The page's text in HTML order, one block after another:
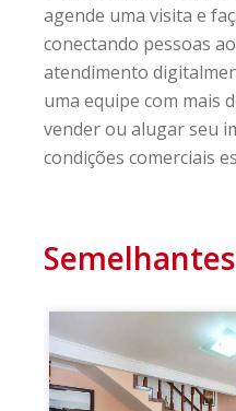
agende uma visita e
conectando pessoas
atendimento
uma equipe com mais
vender ou alugar seu
condições comerciais
Semelhantes